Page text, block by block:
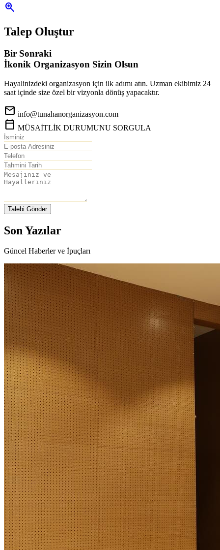
zoom_in
Talep Oluştur
Bir Sonraki
İkonik Organizasyon Sizin Olsun
Hayalinizdeki organizasyon için ilk adımı atın. Uzman ekibimiz 24
saat içinde size özel bir vizyonla dönüş yapacaktır.
mail info@tunahanorganizasyon.com
calendar_today MÜSAİTLİK DURUMUNU SORGULA
Talebi Gönder
Son Yazılar
Güncel Haberler ve İpuçları